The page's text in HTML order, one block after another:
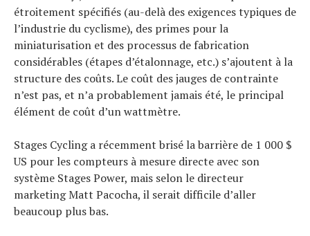
étroitement spécifiés (au-delà des exigences typiques de
l’industrie du cyclisme), des primes pour la
miniaturisation et des processus de fabrication
considérables (étapes d’étalonnage, etc.) s’ajoutent à la
structure des coûts. Le coût des jauges de contrainte
n’est pas, et n’a probablement jamais été, le principal
élément de coût d’un wattmètre.
Stages Cycling a récemment brisé la barrière de 1 000 $
US pour les compteurs à mesure directe avec son
système Stages Power, mais selon le directeur
marketing Matt Pacocha, il serait difficile d’aller
beaucoup plus bas.